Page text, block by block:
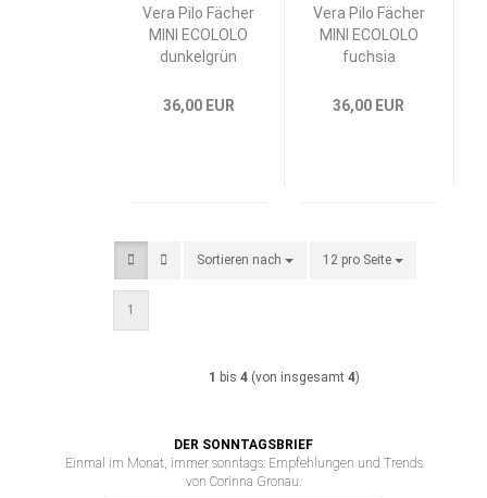
Vera Pilo Fächer
MINI ECOLOLO
dunkelgrün
36,00 EUR
Vera Pilo Fächer
MINI ECOLOLO
fuchsia
36,00 EUR
Sortieren nach
Sortieren nach 12 pro Seite
pro Seite
1
1 bis4 (von insgesamt4)
DER SONNTAGSBRIEF
Einmal im Monat, immer sonntags: Empfehlungen und Trends
von Corinna Gronau.